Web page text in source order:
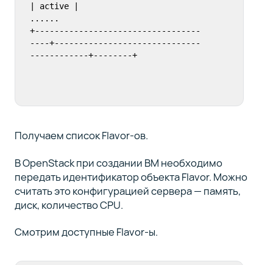
| active |
......
+----------------------------------
----+------------------------------
------------+--------+
Получаем список Flavor-ов.
В OpenStack при создании ВМ необходимо
передать идентификатор объекта Flavor. Можно
считать это конфигурацией сервера — память,
диск, количество CPU.
Смотрим доступные Flavor-ы.